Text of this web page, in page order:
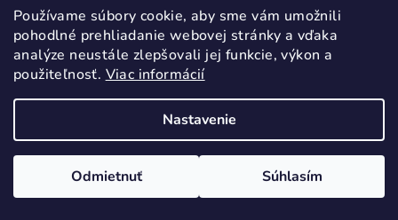
Používame súbory cookie, aby sme vám umožnili
pohodlné prehliadanie webovej stránky a vďaka
analýze neustále zlepšovali jej funkcie, výkon a
použiteľnosť. Viac informácií
Nastavenie
Odmietnuť Súhlasím
25
28
30
Skladom
Priemerné
je
2,0
z
hviezdičiek.
Detail
VÝPREDAJ